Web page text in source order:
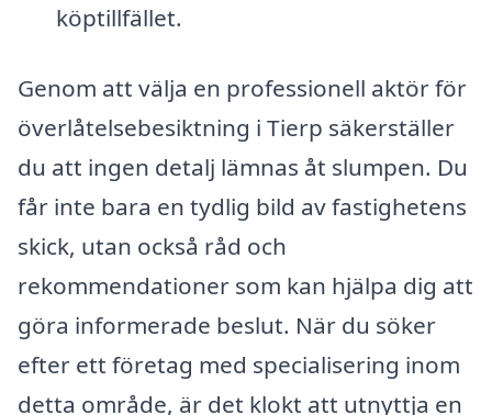
köptillfället.
Genom att välja en professionell aktör för
överlåtelsebesiktning i Tierp säkerställer
du att ingen detalj lämnas åt slumpen. Du
får inte bara en tydlig bild av fastighetens
skick, utan också råd och
rekommendationer som kan hjälpa dig att
göra informerade beslut. När du söker
efter ett företag med specialisering inom
detta område, är det klokt att utnyttja en